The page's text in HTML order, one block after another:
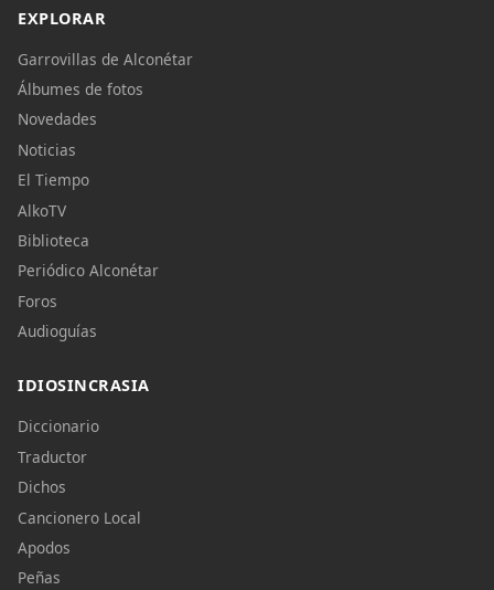
EXPLORAR
Garrovillas de Alconétar
Álbumes de fotos
Novedades
Noticias
El Tiempo
AlkoTV
Biblioteca
Periódico Alconétar
Foros
Audioguías
IDIOSINCRASIA
Diccionario
Traductor
Dichos
Cancionero Local
Apodos
Peñas